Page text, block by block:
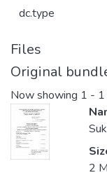
dc.type
Files
Original
Now showing 1 -
2